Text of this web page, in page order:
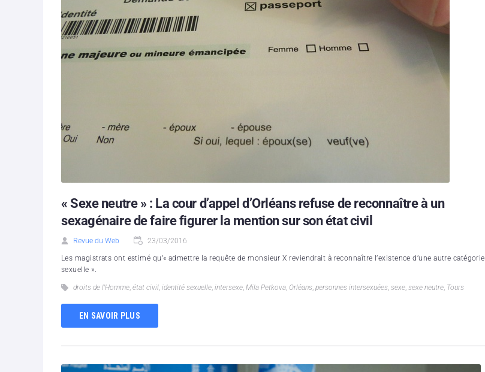
« Sexe neutre » : La cour d’appel d’Orléans refuse de reconnaître à un
sexagénaire de faire figurer la mention sur son état civil
Revue du Web 23/03/2016
Les magistrats ont estimé qu’« admettre la requête de monsieur X reviendrait à reconnaître l’existence d’une autre catégorie
sexuelle ».
droits de l'Homme, état civil, identité sexuelle, intersexe, Mila Petkova, Orléans, personnes intersexuées, sexe, sexe neutre, Tours
EN SAVOIR PLUS